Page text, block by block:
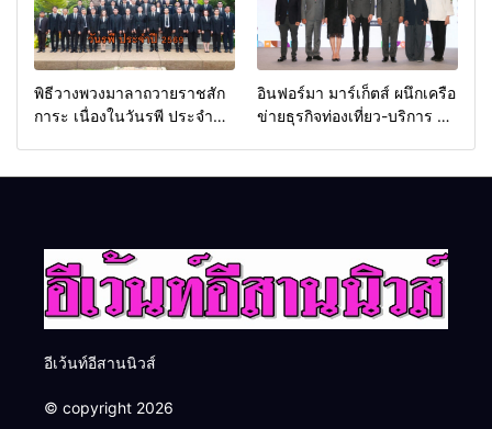
พิธีวางพวงมาลาถวายราชสัก
การะ เนื่องในวันรพี ประจำปี
อินฟอร์มา มาร์เก็ตส์ ผนึกเครือ
ข่ายธุรกิจท่องเที่ยว-บริการ จัด
อีเว้นท์อีสานนิวส์
© copyright 2026